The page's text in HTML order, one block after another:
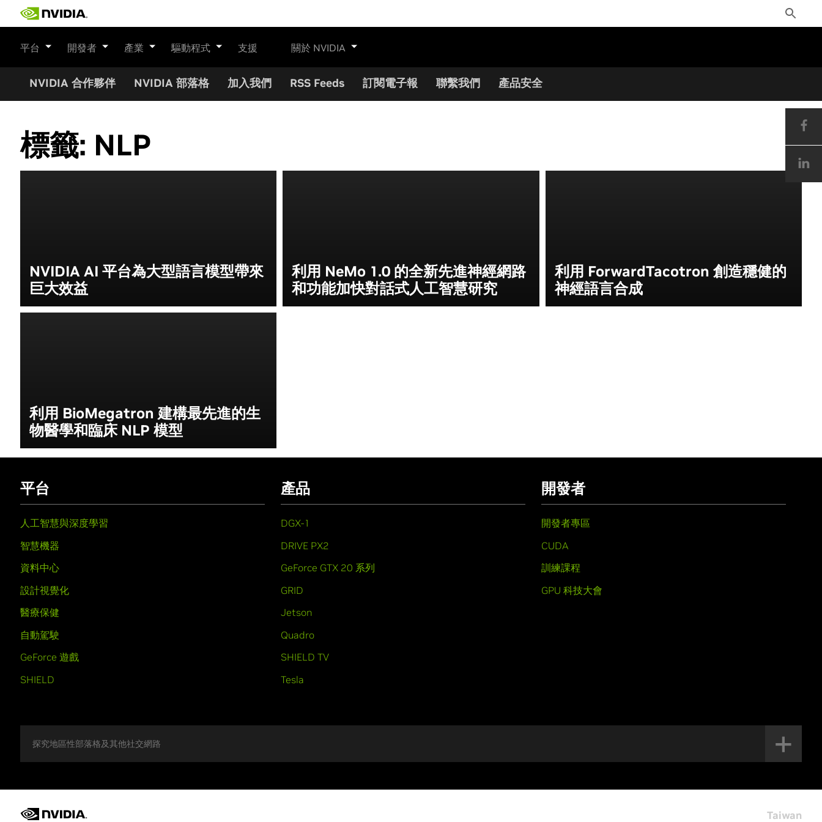
Toggle
Search
平台 開發者 產業 驅動程式 支援 關於 NVIDIA
NVIDIA 合作夥伴 NVIDIA 部落格 加入我們 RSS Feeds 訂閱電子報 聯繫我們 產品安全
標籤: NLP
NVIDIA AI 平台為大型語言模型帶來
巨大效益
利用 NeMo 1.0 的全新先進神經網路
和功能加快對話式人工智慧研究
利用 ForwardTacotron 創造穩健的
神經語言合成
利用 BioMegatron 建構最先進的生
物醫學和臨床 NLP 模型
平台
人工智慧與深度學習
智慧機器
資料中心
設計視覺化
醫療保健
自動駕駛
GeForce 遊戲
SHIELD
產品
DGX-1
DRIVE PX2
GeForce GTX 20 系列
GRID
Jetson
Quadro
SHIELD TV
Tesla
開發者
開發者專區
CUDA
訓練課程
GPU 科技大會
探究地區性部落格及其他社交網路
Taiwan